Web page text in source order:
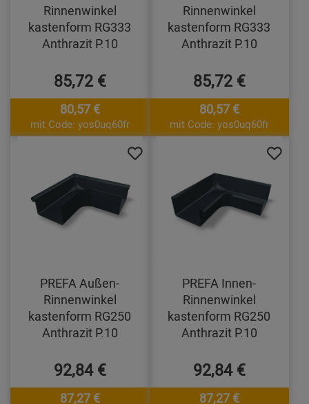
Rinnenwinkel
kastenform RG333
Anthrazit P.10
85,72 €
80,57 €
mit Code: yos0uq60fr
Rinnenwinkel
kastenform RG333
Anthrazit P.10
85,72 €
80,57 €
mit Code: yos0uq60fr
PREFA Außen-
Rinnenwinkel
kastenform RG250
Anthrazit P.10
92,84 €
87,27 €
PREFA Innen-
Rinnenwinkel
kastenform RG250
Anthrazit P.10
92,84 €
87,27 €